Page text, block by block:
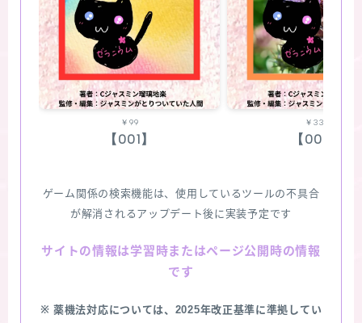
￥99
【001】
￥330
【002】
ゲーム関係の検索機能は、使用しているツールの不具合
が解消されるアップデート後に実装予定です
サイトの情報は学習時またはページ公開時の情報
です
※ 薬機法対応については、2025年改正基準に準拠してい